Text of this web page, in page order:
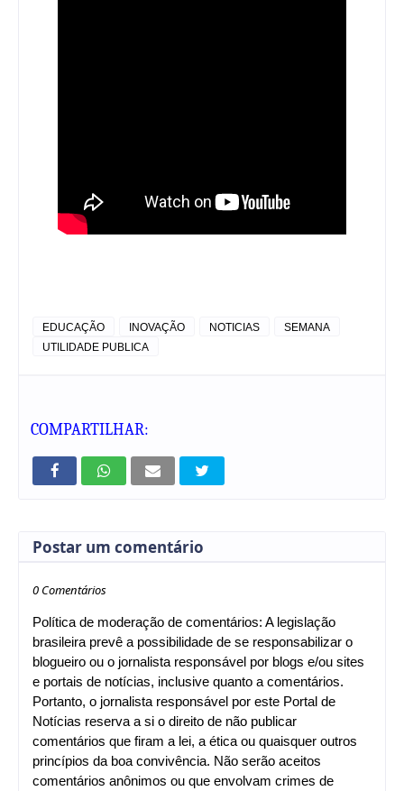
EDUCAÇÃO INOVAÇÃO NOTICIAS
SEMANA
UTILIDADE PUBLICA
COMPARTILHAR:
Postar um comentário
0 Comentários
Política de moderação de comentários: A legislação
brasileira prevê a possibilidade de se responsabilizar o
blogueiro ou o jornalista responsável por blogs e/ou sites
e portais de notícias, inclusive quanto a comentários.
Portanto, o jornalista responsável por este Portal de
Notícias reserva a si o direito de não publicar
comentários que firam a lei, a ética ou quaisquer outros
princípios da boa convivência. Não serão aceitos
comentários anônimos ou que envolvam crimes de